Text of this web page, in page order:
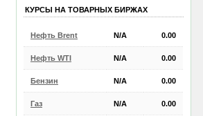
КУРСЫ НА ТОВАРНЫХ БИРЖАХ
Нефть Brent N/A 0.00
Нефть WTI N/A 0.00
Бензин N/A 0.00
Газ N/A 0.00